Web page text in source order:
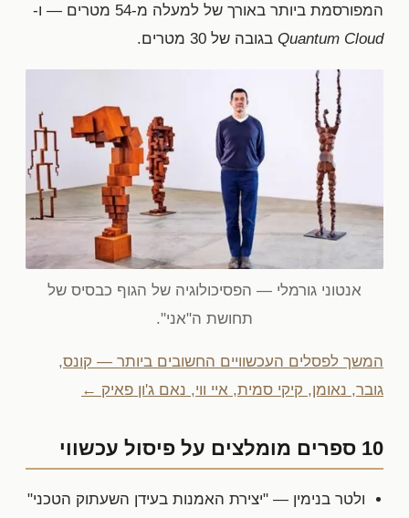
המפורסמת ביותר באורך של למעלה מ-54 מטרים — ו-
Quantum Cloud בגובה של 30 מטרים.
אנטוני גורמלי — הפסיכולוגיה של הגוף כבסיס של
תחושת ה"אני".
המשך לפסלים העכשוויים החשובים ביותר — קונס,
גובר, נאומן, קיקי סמית, איי ווי, נאם ג'ון פאיק ←
10 ספרים מומלצים על פיסול עכשווי
ולטר בנימין — "יצירת האמנות בעידן השעתוק הטכני"